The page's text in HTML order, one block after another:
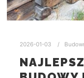
2026-01-03